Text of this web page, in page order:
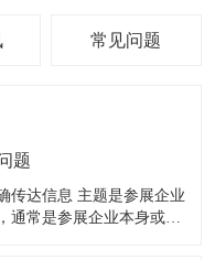
常见问题
题
是参展企业
常是参展企业本身或产